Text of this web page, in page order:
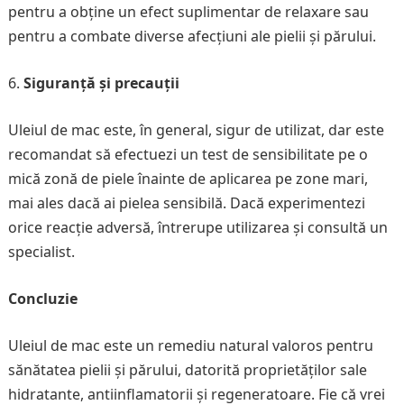
pentru a obține un efect suplimentar de relaxare sau
pentru a combate diverse afecțiuni ale pielii și părului.
Siguranță și precauții
Uleiul de mac este, în general, sigur de utilizat, dar este
recomandat să efectuezi un test de sensibilitate pe o
mică zonă de piele înainte de aplicarea pe zone mari,
mai ales dacă ai pielea sensibilă. Dacă experimentezi
orice reacție adversă, întrerupe utilizarea și consultă un
specialist.
Concluzie
Uleiul de mac este un remediu natural valoros pentru
sănătatea pielii și părului, datorită proprietăților sale
hidratante, antiinflamatorii și regeneratoare. Fie că vrei